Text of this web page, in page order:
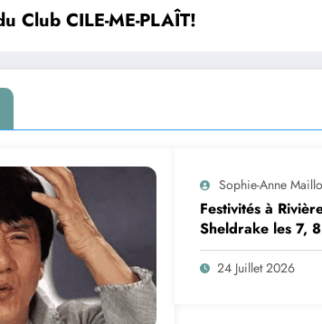
Club CILE-ME-PLAÎT!
Sophie-Anne
Festivités à
Sheldrake les 7,
24 Juillet 2026